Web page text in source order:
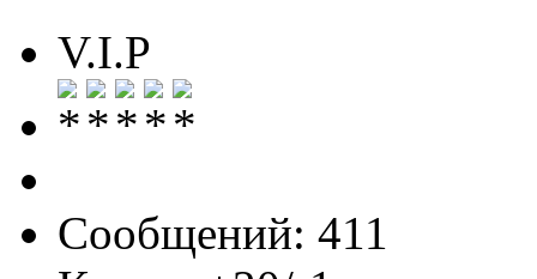
V.I.P
Сообщений: 411